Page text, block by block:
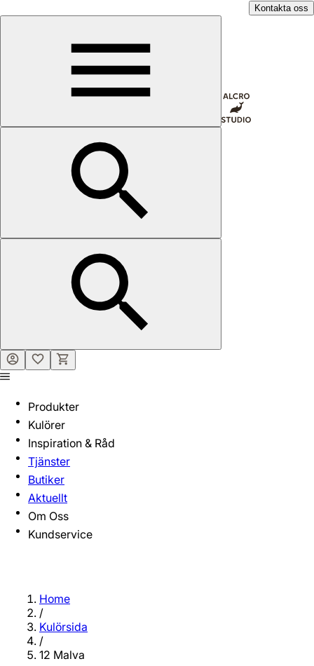
Kontakta oss
Produkter
Kulörer
Inspiration & Råd
Tjänster
Butiker
Aktuellt
Om Oss
Kundservice
Home
/
Kulörsida
/
12 Malva